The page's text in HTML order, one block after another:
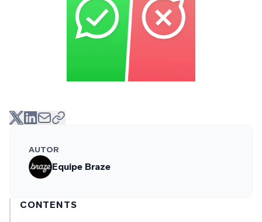
AUTOR
Equipe Braze
CONTENTS